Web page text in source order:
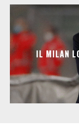
IL MILAN